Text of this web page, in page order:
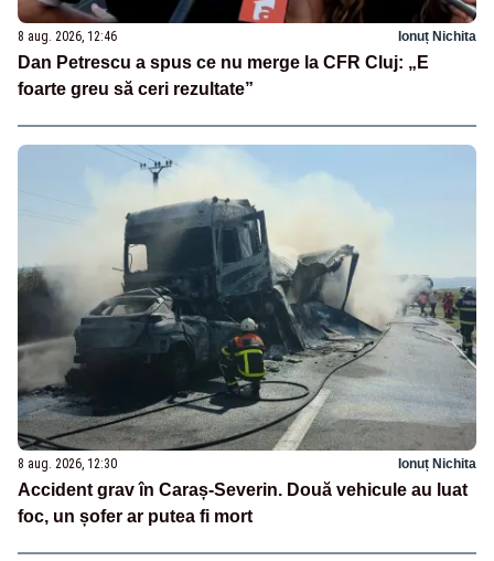
8 aug. 2026, 12:46 Ionuț Nichita
Dan Petrescu a spus ce nu merge la CFR Cluj: „E
foarte greu să ceri rezultate”
8 aug. 2026, 12:30 Ionuț Nichita
Accident grav în Caraș-Severin. Două vehicule au luat
foc, un șofer ar putea fi mort